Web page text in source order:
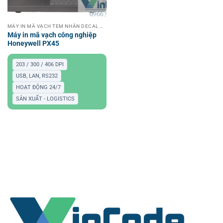
Máy in mã vạch công nghiệp
Honeywell PX45
203 / 300 / 406 DPI
USB, LAN, RS232
HOẠT ĐỘNG 24/7
SẢN XUẤT - LOGISTICS